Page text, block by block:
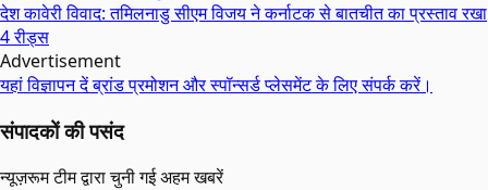
देशकावेरी विवाद: तमिलनाडु सीएम विजय ने कर्नाटक से बातचीत का प्रस्ताव रखा
4 रीड्स
Advertisement
यहां विज्ञापन देंब्रांड प्रमोशन और स्पॉन्सर्ड प्लेसमेंट के लिए संपर्क करें।
संपादकों की पसंद
न्यूज़रूम टीम द्वारा चुनी गई अहम खबरें